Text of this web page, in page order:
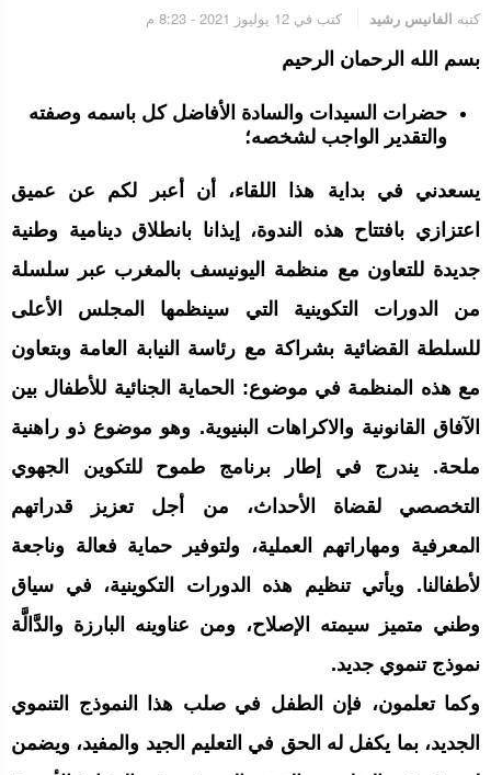
إنتاج “قلب مصغر” يفتح آفاق علاجات بيولوجية لاضطرابات القلب
الرباط.. إطلاق مشروع إزالة المواد الكيميائية الخطرة من سلسلة إمداد
قطاع البناء بالمغرب
كتبه الفانيس رشيد كتب في 12 يوليوز 2021 - 8:23 م
بسم الله الرحمان الرحيم
حضرات السيدات والسادة الأفاضل كل باسمه وصفته
والتقدير الواجب لشخصه؛
يسعدني في بداية هذا اللقاء، أن أعبر لكم عن عميق
اعتزازي بافتتاح هذه الندوة، إيذانا بانطلاق دينامية وطنية
جديدة للتعاون مع منظمة اليونيسف بالمغرب عبر سلسلة
من الدورات التكوينية التي سينظمها المجلس الأعلى
للسلطة القضائية بشراكة مع رئاسة النيابة العامة وبتعاون
مع هذه المنظمة في موضوع: الحماية الجنائية للأطفال بين
الآفاق القانونية والاكراهات البنيوية. وهو موضوع ذو راهنية
ملحة. يندرج في إطار برنامج طموح للتكوين الجهوي
التخصصي لقضاة الأحداث، من أجل تعزيز قدراتهم
المعرفية ومهاراتهم العملية، ولتوفير حماية فعالة وناجعة
لأطفالنا. ويأتي تنظيم هذه الدورات التكوينية، في سياق
وطني متميز سيمته الإصلاح، ومن عناوينه البارزة والدَّالَّة
نموذج تنموي جديد.
وكما تعلمون، فإن الطفل في صلب هذا النموذج التنموي
الجديد، بما يكفل له الحق في التعليم الجيد والمفيد، ويضمن